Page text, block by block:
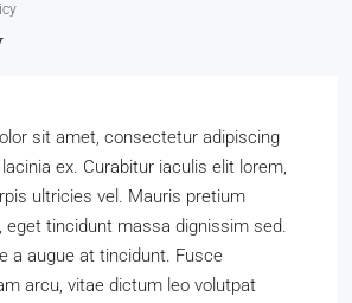
sit amet, consectetur adipiscing
ex. Curabitur iaculis elit lorem,
ultricies vel. Mauris pretium
tincidunt massa dignissim sed.
a augue at tincidunt. Fusce
arcu, vitae dictum leo volutpat